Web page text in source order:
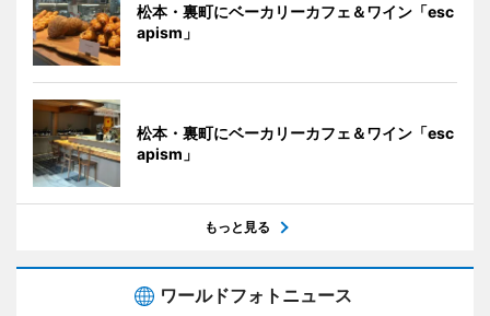
松本・裏町にベーカリーカフェ＆ワイン「esc
apism」
松本・裏町にベーカリーカフェ＆ワイン「esc
apism」
もっと見る
ワールドフォトニュース